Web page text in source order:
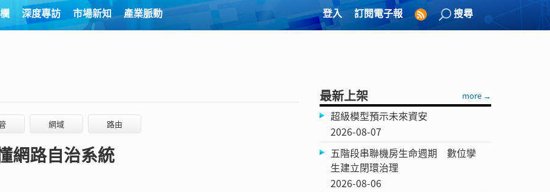
深度專訪 市場新知 產業脈動 登入 訂閱電子報 搜尋
網域 路由
網路自治系統
最新上架 more →
超級模型預示未來資安
2026-08-07
五階段串聯機房生命週期 數位孿
生建立閉環治理
2026-08-06